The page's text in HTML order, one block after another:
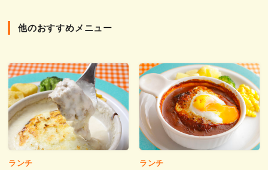
他のおすすめメニュー
ランチ
ランチ